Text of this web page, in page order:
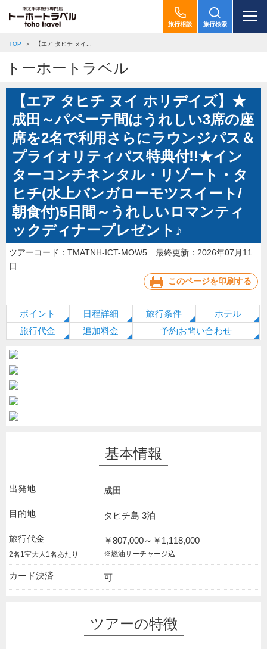
旅行相談 旅行検索
TOP 【エア タヒチ ヌイ...
トーホートラベル
【エア タヒチ ヌイ ホリデイズ】★
成田～パペーテ間はうれしい3席の座
席を2名で利用さらにラウンジパス＆
プライオリティパス特典付!!★イン
ターコンチネンタル・リゾート・タ
ヒチ(水上バンガローモツスイート/
朝食付)5日間～うれしいロマンティ
ックディナープレゼント♪
ツアーコード：TMATNH-ICT-MOW5 最終更新：2026年07月11
日
このページを印刷する
ポイント 日程詳細 旅行条件
ホテル
旅行代金
追加料金 予約お問い合わせ
基本情報
出発地 成田
目的地 タヒチ島 3泊
旅行代金
2名1室大人1名あたり
￥807,000～￥1,118,000
※燃油サーチャージ込
カード決済 可
ツアーの特徴